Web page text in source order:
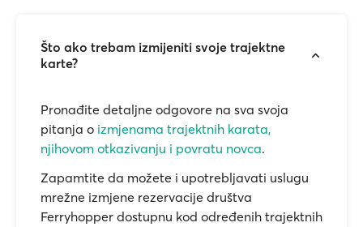
Što ako trebam izmijeniti svoje trajektne
karte?
Pronađite detaljne odgovore na sva svoja
pitanja o izmjenama trajektnih karata,
njihovom otkazivanju i povratu novca.
Zapamtite da možete i upotrebljavati uslugu
mrežne izmjene rezervacije društva
Ferryhopper dostupnu kod određenih trajektnih